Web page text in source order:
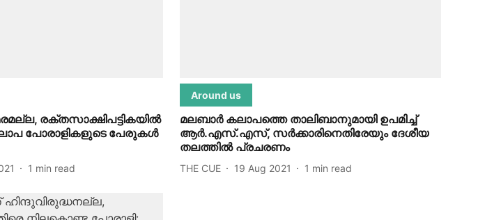
രക്തസാക്ഷിപട്ടികയില്‍
പോരാളികളുടെ പേരുകള്‍
1 min read
Around us
മലബാര്‍ കലാപത്തെ താലിബാനുമായി ഉപമിച്ച്
ആര്‍.എസ്.എസ്, സര്‍ക്കാരിനെതിരേയും ദേശീയ
തലത്തില്‍ പ്രചരണം
THE CUE 19 Aug 2021 1 min read